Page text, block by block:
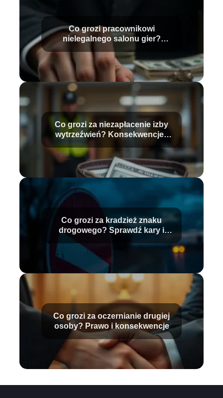
Co grozi pracownikowi
nielegalnego salonu gier?
Sprawdź konsekwencje
Co grozi za niezapłacenie izby
wytrzeźwień? Konsekwencje i
Co grozi za kradzież znaku
drogowego? Sprawdź kary i
Co grozi za oczernianie drugiej
osoby? Prawo i konsekwencje